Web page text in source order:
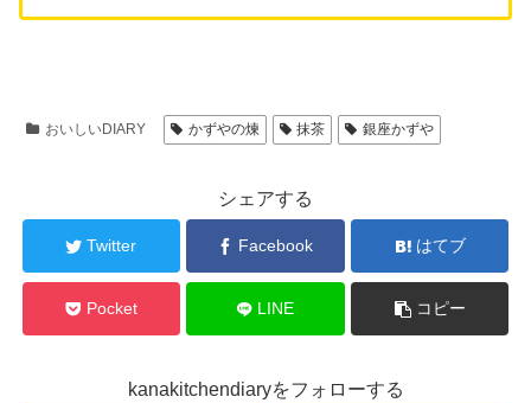
おいしいDIARY かずやの煉 抹茶 銀座かずや
シェアする
Twitter Facebook はてブ
Pocket LINE コピー
kanakitchendiaryをフォローする